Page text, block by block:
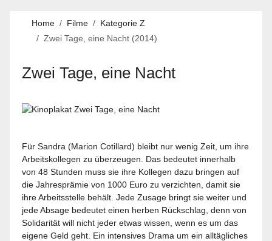
Home Filme
Kategorie Z
Zwei Tage, eine Nacht (2014)
Zwei Tage, eine Nacht
Für Sandra (Marion Cotillard) bleibt nur wenig Zeit, um ihre
Arbeitskollegen zu überzeugen. Das bedeutet innerhalb
von 48 Stunden muss sie ihre Kollegen dazu bringen auf
die Jahresprämie von 1000 Euro zu verzichten, damit sie
ihre Arbeitsstelle behält. Jede Zusage bringt sie weiter und
jede Absage bedeutet einen herben Rückschlag, denn von
Solidarität will nicht jeder etwas wissen, wenn es um das
eigene Geld geht. Ein intensives Drama um ein alltägliches